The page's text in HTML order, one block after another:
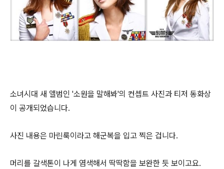
소녀시대 새 앨범인 '소원을 말해봐'의 컨셉트 사진과 티저 동화상
이 공개되었습니다.
사진 내용은 마린룩이라고 해군복을 입고 찍은 겁니다.
머리를 갈색톤이 나게 염색해서 딱딱함을 보완한 듯 보이고요.